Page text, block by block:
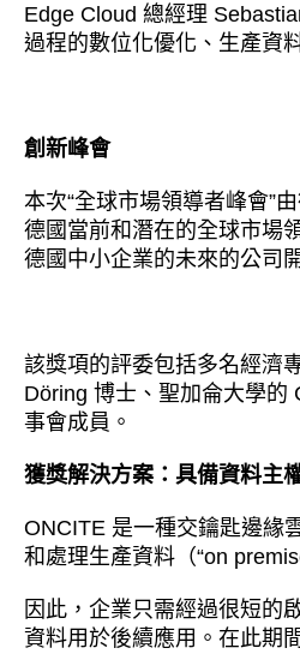
Edge Cloud 總經理
過程的數位化優化、生產資
創新峰會
本次“全球市場領導者峰會”
德國當前和潛在的全球市場
德國中小企業的未來的公司
該獎項的評委包括多名經濟
Döring 博士、聖加侖大學的
事會成員。
獲獎解決方案：具備資料主
ONCITE 是一種交鑰匙邊緣
和處理生產資料（“on
因此，企業只需經過很短的
資料用於後續應用。在此期